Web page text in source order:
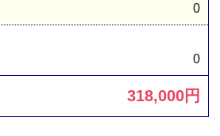
0
0
318,000円